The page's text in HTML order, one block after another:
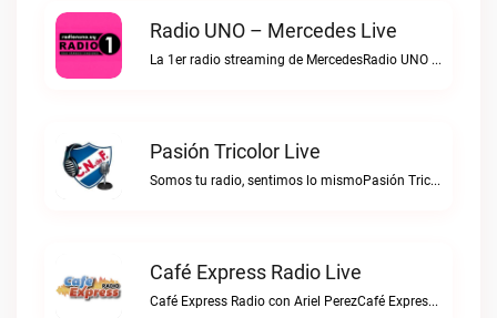
Radio UNO – Mercedes Live
La 1er radio streaming de MercedesRadio UNO – Mercedes live
Pasión Tricolor Live
Somos tu radio, sentimos lo mismoPasión Tricolor live
Café Express Radio Live
Café Express Radio con Ariel PerezCafé Express Radio live